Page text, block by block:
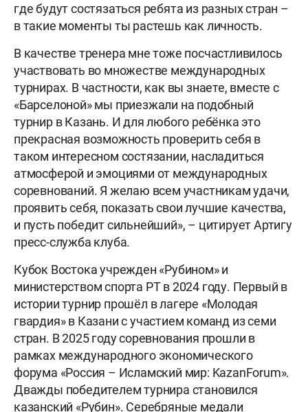
где будут состязаться ребята из разных стран –
в такие моменты ты растешь как личность.
В качестве тренера мне тоже посчастливилось
участвовать во множестве международных
турнирах. В частности, как вы знаете, вместе с
«Барселоной» мы приезжали на подобный
турнир в Казань. И для любого ребёнка это
прекрасная возможность проверить себя в
таком интересном состязании, насладиться
атмосферой и эмоциями от международных
соревнований. Я желаю всем участникам удачи,
проявить себя, показать свои лучшие качества,
и пусть победит сильнейший», – цитирует Артигу
пресс-служба клуба.
Кубок Востока учрежден «Рубином» и
министерством спорта РТ в 2024 году. Первый в
истории турнир прошёл в лагере «Молодая
гвардия» в Казани с участием команд из семи
стран. В 2025 году соревнования прошли в
рамках международного экономического
форума «Россия – Исламский мир: KazanForum».
Дважды победителем турнира становился
казанский «Рубин». Серебряные медали